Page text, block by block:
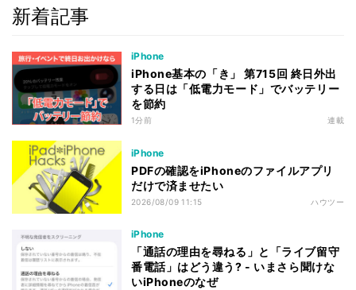
新着記事
iPhone
iPhone基本の「き」 第715回 終日外出
する日は「低電力モード」でバッテリー
を節約
1分前 連載
iPhone
PDFの確認をiPhoneのファイルアプリ
だけで済ませたい
2026/08/09 11:15 ハウツー
iPhone
「通話の理由を尋ねる」と「ライブ留守
番電話」はどう違う? - いまさら聞けな
いiPhoneのなぜ